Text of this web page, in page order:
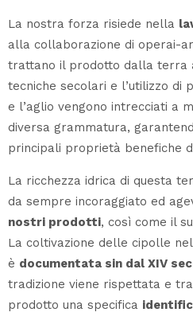
La nostra forza risiede nella
alla collaborazione di operai-
trattano il prodotto dalla terra
tecniche secolari e l’utilizzo di
e l’aglio vengono intrecciati a
diversa grammatura,
principali proprietà benefiche
La ricchezza idrica di questa
da sempre incoraggiato ed
nostri prodotti, così come il
La coltivazione delle cipolle
è documentata sin dal XIV
tradizione viene rispettata e
prodotto una specifica